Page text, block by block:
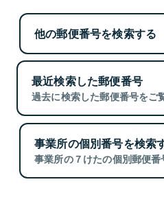
他の郵便番号を検索する
最近検索した郵便番号
過去に検索した郵便番号をご
事業所の個別番号を検索
事業所の７けたの個別郵便番